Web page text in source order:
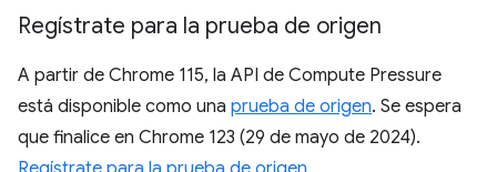
Regístrate para la prueba de origen
A partir de Chrome 115, la API de Compute Pressure
está disponible como una prueba de origen. Se espera
que finalice en Chrome 123 (29 de mayo de 2024).